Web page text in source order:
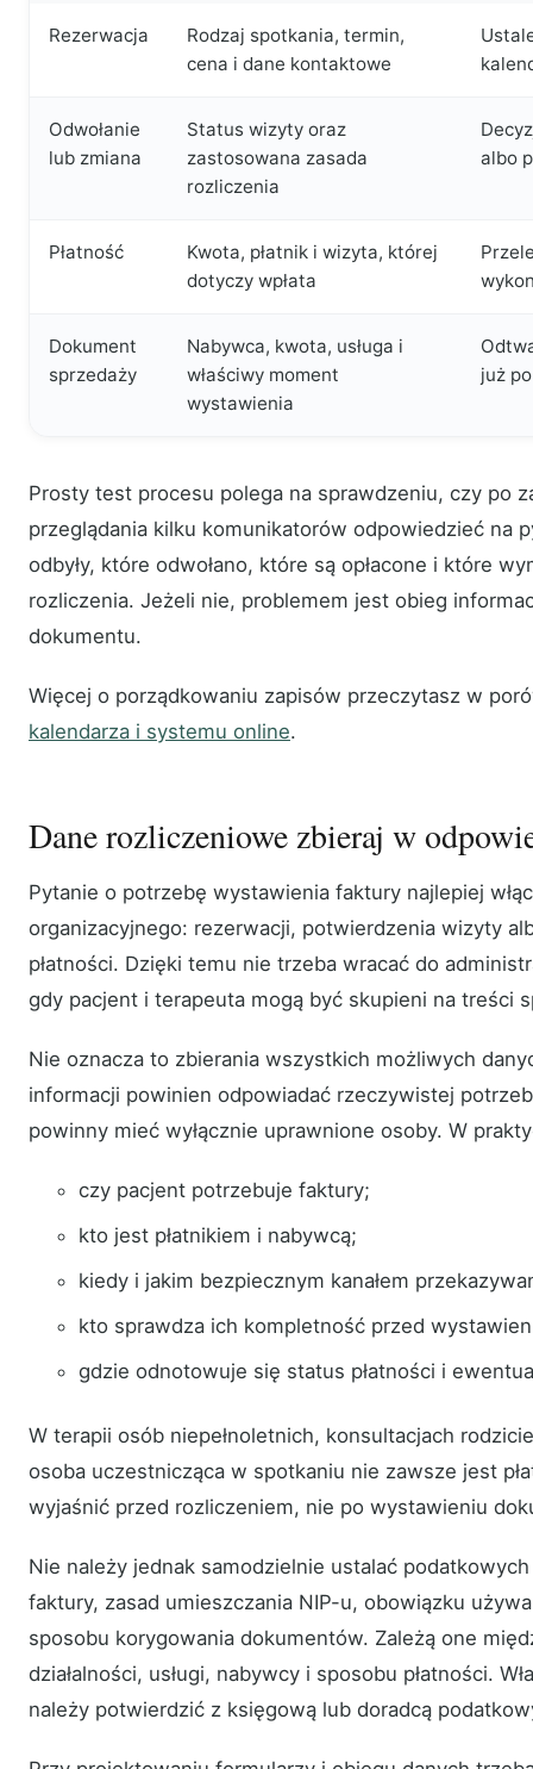
Rezerwacja
Rodzaj spotkania, termin,
cena i dane kontaktowe
Odwołanie
lub zmiana
Status wizyty oraz
zastosowana zasada
rozliczenia
albo
Płatność
Kwota, płatnik i wizyta, której
dotyczy wpłata
Dokument
sprzedaży
Nabywca, kwota, usługa i
właściwy moment
wystawienia
już
Prosty test procesu polega na sprawdzeniu, czy po
przeglądania kilku komunikatorów odpowiedzieć na
odbyły, które odwołano, które są opłacone i które
rozliczenia. Jeżeli nie, problemem jest obieg
dokumentu.
Więcej o porządkowaniu zapisów przeczytasz w
kalendarza i systemu online.
Dane rozliczeniowe zbieraj w
Pytanie o potrzebę wystawienia faktury najlepiej
organizacyjnego: rezerwacji, potwierdzenia wizyty
płatności. Dzięki temu nie trzeba wracać do
gdy pacjent i terapeuta mogą być skupieni na treści
Nie oznacza to zbierania wszystkich możliwych
informacji powinien odpowiadać rzeczywistej
powinny mieć wyłącznie uprawnione osoby. W
czy pacjent potrzebuje faktury;
kto jest płatnikiem i nabywcą;
kiedy i jakim bezpiecznym kanałem
kto sprawdza ich kompletność przed
gdzie odnotowuje się status płatności i
W terapii osób niepełnoletnich, konsultacjach
osoba uczestnicząca w spotkaniu nie zawsze jest
wyjaśnić przed rozliczeniem, nie po wystawieniu
Nie należy jednak samodzielnie ustalać
faktury, zasad umieszczania NIP-u, obowiązku
sposobu korygowania dokumentów. Zależą one
działalności, usługi, nabywcy i sposobu płatności.
należy potwierdzić z księgową lub doradcą